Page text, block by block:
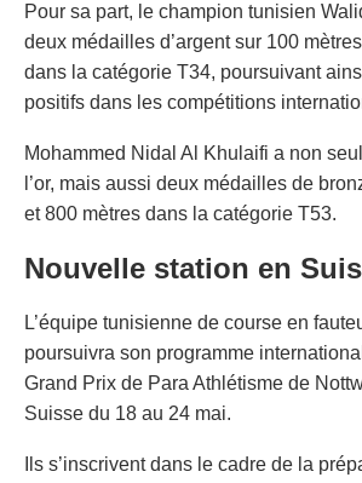
Pour sa part, le champion tunisien
deux médailles d’argent sur 100
dans la catégorie T34, poursuivant
positifs dans les compétitions
Mohammed Nidal Al Khulaifi a non
l’or, mais aussi deux médailles de
et 800 mètres dans la catégorie T53.
Nouvelle station en
L’équipe tunisienne de course en
poursuivra son programme
Grand Prix de Para Athlétisme de
Suisse du 18 au 24 mai.
Ils s’inscrivent dans le cadre de la